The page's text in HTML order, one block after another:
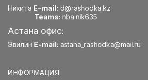
Никита E-mail: d@rashodka.kz
Teams: nba.nik635
Астана офис:
Эвилин E-mail: astana_rashodka@mail.ru
ИНФОРМАЦИЯ